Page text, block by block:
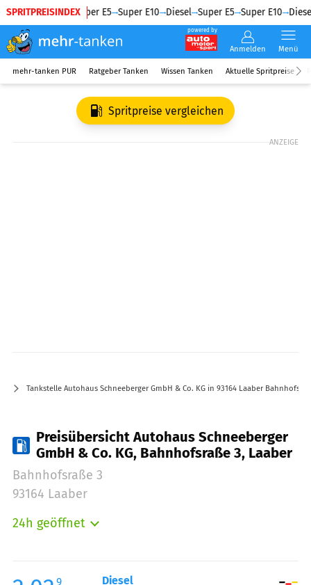
SPRITPREISINDEX
Diesel Super E5 Super E10 Diesel Super E5 Super E10 Diesel
powered by
Anmelden Menü
mehr-tanken PUR Ratgeber Tanken Wissen Tanken Aktuelle Spritpreise
Spritpreise vergleichen
ANZEIGE
Tankstelle Autohaus Schneeberger GmbH & Co. KG in 93164 Laaber
Preisübersicht Autohaus Schneeberger
GmbH & Co. KG, Bahnhofsraße 3, Laaber
Bahnhofsraße 3
93164 Laaber
24h geöffnet
Mittwoch:
00:00-23:59
9 Diesel